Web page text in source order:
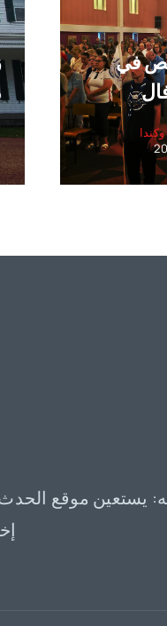
في
يستعين موقع